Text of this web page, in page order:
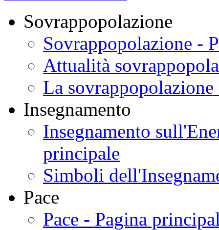
Sovrappopolazione
Sovrappopolazione -
Attualità
La sovrappopolazione
Insegnamento
Insegnamento
principale
Simboli
Pace
Pace - Pagina